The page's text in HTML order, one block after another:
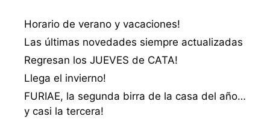
Horario de verano y vacaciones!
Las últimas novedades siempre actualizadas
Regresan los JUEVES de CATA!
Llega el invierno!
FURIAE, la segunda birra de la casa del año…
y casi la tercera!